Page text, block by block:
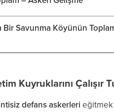
Bir Savunma Köyünün
Kuyruklarını Çalışır
defans askerleri eğitmek